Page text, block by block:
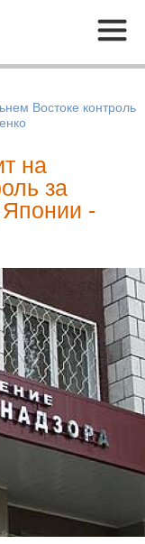
Меню
Востоке контроль
на
за
Японии -